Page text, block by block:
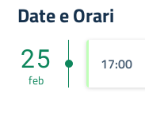
Date e Orari
25
feb
17:00